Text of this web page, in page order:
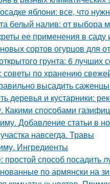
яблони: все, что
белый налив: от выбора
ее применения в саду
сортов огурцов для
грунта: 6 лучших
по хранению
высадить
деревья и кустарники:
Какими способами
Добавление статьи в
навсегда. Травы
Ингредиенты
простой способ посадить
по армянски на